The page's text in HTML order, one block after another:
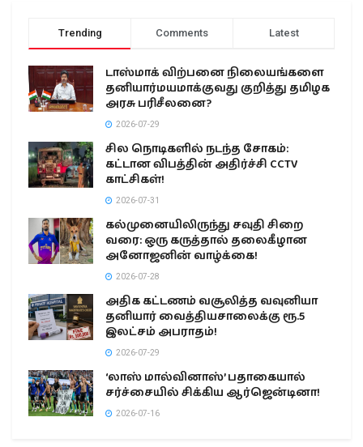
Trending Comments Latest
டாஸ்மாக் விற்பனை நிலையங்களை
தனியார்மயமாக்குவது குறித்து தமிழக
அரசு பரிசீலனை?
2026-07-29
சில நொடிகளில் நடந்த சோகம்:
கட்டான விபத்தின் அதிர்ச்சி CCTV
காட்சிகள்!
2026-07-31
கல்முனையிலிருந்து சவுதி சிறை
வரை: ஒரு கருத்தால் தலைகீழான
அனோஜனின் வாழ்க்கை!
2026-07-28
அதிக கட்டணம் வசூலித்த வவுனியா
தனியார் வைத்தியசாலைக்கு ரூ.5
இலட்சம் அபராதம்!
2026-07-29
‘லாஸ் மால்வினாஸ்’ பதாகையால்
சர்ச்சையில் சிக்கிய ஆர்ஜென்டினா!
2026-07-16